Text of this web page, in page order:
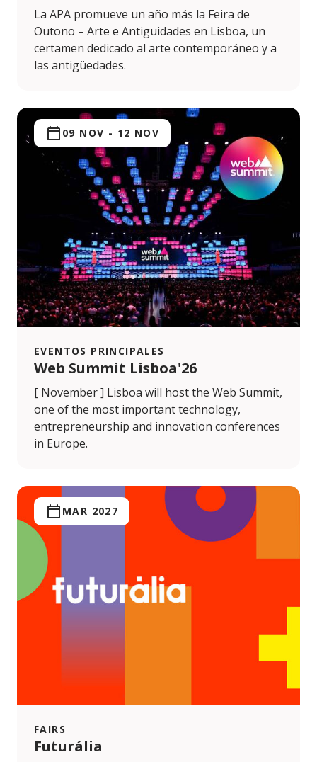
La APA promueve un año más la Feira de
Outono – Arte e Antiguidades en Lisboa, un
certamen dedicado al arte contemporáneo y a
las antigüedades.
EVENTOS PRINCIPALES
Web Summit Lisboa'26
09 NOV - 12 NOV
[ November ] Lisboa will host the Web Summit,
one of the most important technology,
entrepreneurship and innovation conferences
in Europe.
FAIRS
Futurália
MAR 2027